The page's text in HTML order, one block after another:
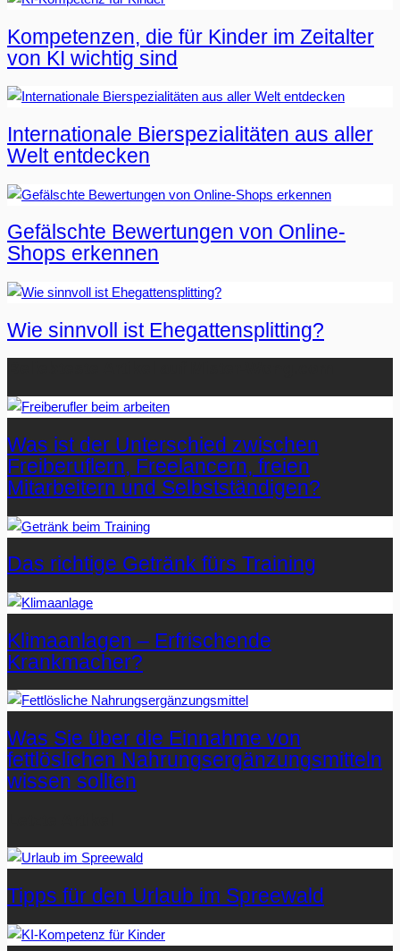
Kompetenzen, die für Kinder im Zeitalter
von KI wichtig sind
Internationale Bierspezialitäten aus aller
Welt entdecken
Gefälschte Bewertungen von Online-
Shops erkennen
Wie sinnvoll ist Ehegattensplitting?
Was ist der Unterschied zwischen
Freiberuflern, Freelancern, freien
Mitarbeitern und Selbstständigen?
Das richtige Getränk fürs Training
Klimaanlagen – Erfrischende
Krankmacher?
Was Sie über die Einnahme von
fettlöslichen Nahrungsergänzungsmitteln
wissen sollten
Tipps für den Urlaub im Spreewald